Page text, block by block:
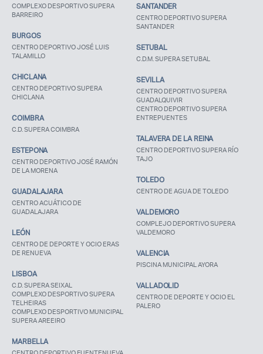
COMPLEXO DESPORTIVO SUPERA
BARREIRO
BURGOS
CENTRO DEPORTIVO JOSÉ LUIS
TALAMILLO
CHICLANA
CENTRO DEPORTIVO SUPERA
CHICLANA
COIMBRA
C.D. SUPERA COIMBRA
ESTEPONA
CENTRO DEPORTIVO JOSÉ RAMÓN
DE LA MORENA
GUADALAJARA
CENTRO ACUÁTICO DE
GUADALAJARA
LEÓN
CENTRO DE DEPORTE Y OCIO ERAS
DE RENUEVA
LISBOA
C.D. SUPERA SEIXAL
COMPLEXO DESPORTIVO SUPERA
TELHEIRAS
COMPLEXO DESPORTIVO MUNICIPAL
SUPERA AREEIRO
MARBELLA
SANTANDER
CENTRO DEPORTIVO SUPERA
SANTANDER
SETUBAL
C.D.M. SUPERA SETUBAL
SEVILLA
CENTRO DEPORTIVO SUPERA
GUADALQUIVIR
CENTRO DEPORTIVO SUPERA
ENTREPUENTES
TALAVERA DE LA REINA
CENTRO DEPORTIVO SUPERA RÍO
TAJO
TOLEDO
CENTRO DE AGUA DE TOLEDO
VALDEMORO
COMPLEJO DEPORTIVO SUPERA
VALDEMORO
VALENCIA
PISCINA MUNICIPAL AYORA
VALLADOLID
CENTRO DE DEPORTE Y OCIO EL
PALERO